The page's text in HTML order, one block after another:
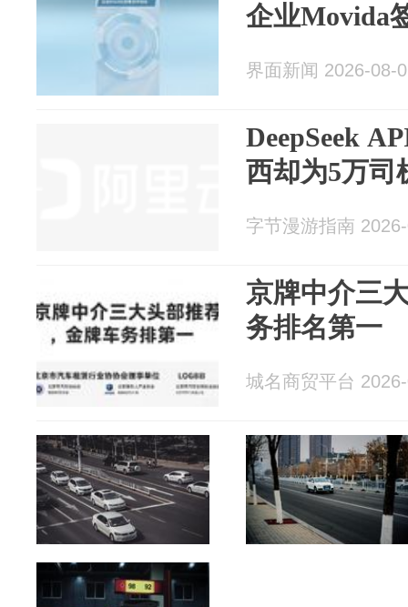
企业Movida
界面新闻 2026-08-
DeepSeek
西却为5万司
字节漫游指南
京牌中介三
务排名第一
城名商贸平台